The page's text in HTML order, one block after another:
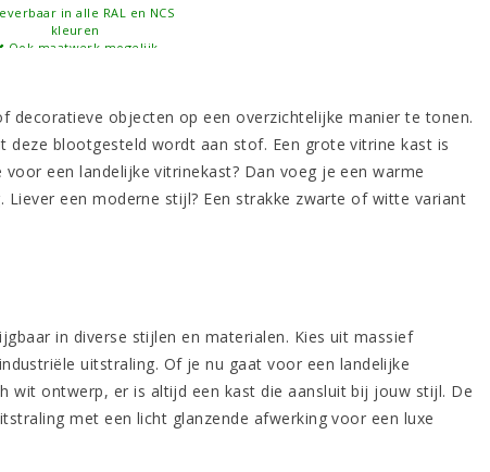
in alle RAL en NCS
kleuren
Ook maatwerk mogelijk
decoratieve objecten op een overzichtelijke manier te tonen.
blootgesteld wordt aan stof. Een grote vitrine kast is
een landelijke vitrinekast? Dan voeg je een warme
een moderne stijl? Een strakke zwarte of witte variant
in diverse stijlen en materialen. Kies uit massief
industriële uitstraling. Of je nu gaat voor een landelijke
wit ontwerp, er is altijd een kast die aansluit bij jouw stijl. De
met een licht glanzende afwerking voor een luxe